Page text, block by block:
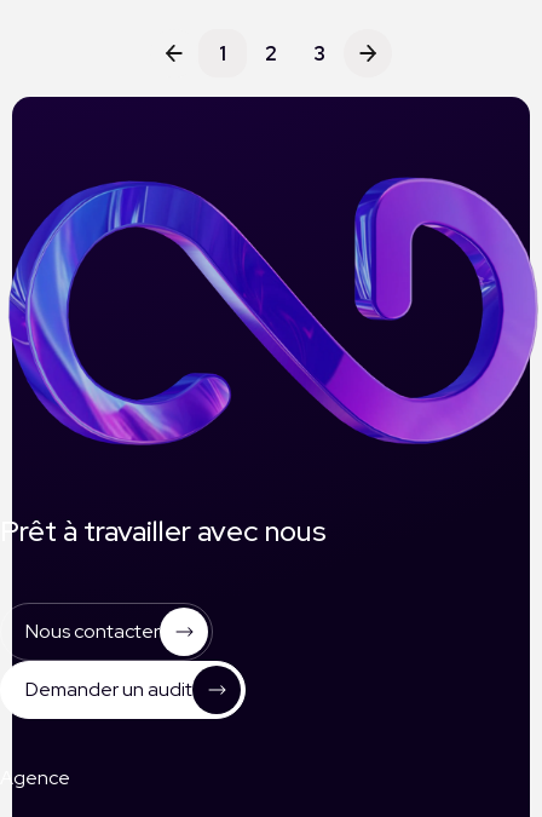
1 2 3
Prêt à travailler avec nous
Nous contacter
Demander un audit
Agence